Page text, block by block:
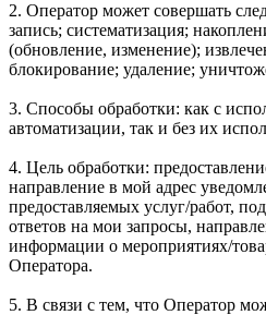
2. Оператор может совершать
запись; систематизация;
(обновление, изменение);
блокирование; удаление;
3. Способы обработки: как с
автоматизации, так и без их
4. Цель обработки:
направление в мой адрес
предоставляемых услуг/работ,
ответов на мои запросы,
информации о мероприятиях/
Оператора.
5. В связи с тем, что Оператор